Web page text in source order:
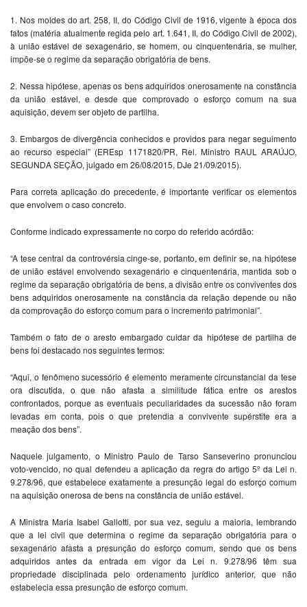
1. Nos moldes do art. 258, II, do Código Civil de 1916, vigente à época dos
fatos (matéria atualmente regida pelo art. 1.641, II, do Código Civil de 2002),
à união estável de sexagenário, se homem, ou cinquentenária, se mulher,
impõe-se o regime da separação obrigatória de bens.
2. Nessa hipótese, apenas os bens adquiridos onerosamente na constância
da união estável, e desde que comprovado o esforço comum na sua
aquisição, devem ser objeto de partilha.
3. Embargos de divergência conhecidos e providos para negar seguimento
ao recurso especial” (EREsp 1171820/PR, Rel. Ministro RAUL ARAÚJO,
SEGUNDA SEÇÃO, julgado em 26/08/2015, DJe 21/09/2015).
Para correta aplicação do precedente, é importante verificar os elementos
que envolvem o caso concreto.
Conforme indicado expressamente no corpo do referido acórdão:
“A tese central da controvérsia cinge-se, portanto, em definir se, na hipótese
de união estável envolvendo sexagenário e cinquentenária, mantida sob o
regime da separação obrigatória de bens, a divisão entre os conviventes dos
bens adquiridos onerosamente na constância da relação depende ou não
da comprovação do esforço comum para o incremento patrimonial”.
Também o fato de o aresto embargado cuidar da hipótese de partilha de
bens foi destacado nos seguintes termos:
“Aqui, o fenômeno sucessório é elemento meramente circunstancial da tese
ora discutida, o que não afasta a similitude fática entre os arestos
confrontados, porque as eventuais peculiaridades da sucessão não foram
levadas em conta, pois o que pretendia a convivente supérstite era a
meação dos bens”.
Naquele julgamento, o Ministro Paulo de Tarso Sanseverino pronunciou
voto-vencido, no qual defendeu a aplicação da regra do artigo 5º da Lei n.
9.278/96, que estabelece exatamente a presunção legal do esforço comum
na aquisição onerosa de bens na constância de união estável.
A Ministra Maria Isabel Gallotti, por sua vez, seguiu a maioria, lembrando
que a lei civil que determina o regime da separação obrigatória para o
sexagenário afasta a presunção do esforço comum, sendo que os bens
adquiridos antes da entrada em vigor da Lei n. 9.278/96 têm sua
propriedade disciplinada pelo ordenamento jurídico anterior, que não
estabelecia essa presunção de esforço comum.